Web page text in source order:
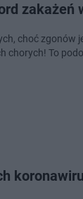
zakażeń
choć zgonów
chorych! To